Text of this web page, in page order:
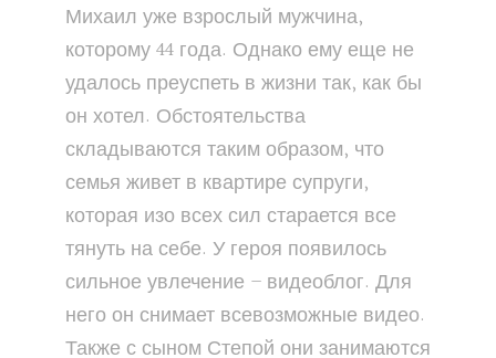
Михаил уже взрослый мужчина,
которому 44 года. Однако ему еще не
удалось преуспеть в жизни так, как бы
он хотел. Обстоятельства
складываются таким образом, что
семья живет в квартире супруги,
которая изо всех сил старается все
тянуть на себе. У героя появилось
сильное увлечение – видеоблог. Для
него он снимает всевозможные видео.
Также с сыном Степой они занимаются